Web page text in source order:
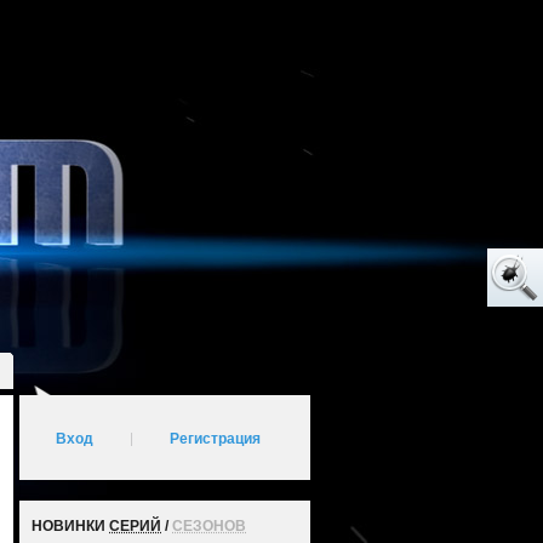
Вход Регистрация
НОВИНКИ СЕРИЙ /СЕЗОНОВ